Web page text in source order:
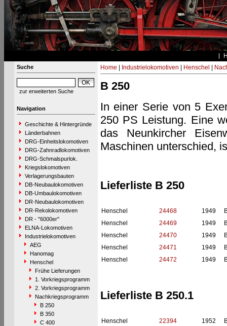
Suche
zur erweiterten Suche
Navigation
Geschichte & Hintergründe
Länderbahnen
DRG-Einheitslokomotiven
DRG-Zahnradlokomotiven
DRG-Schmalspurlok.
Kriegslokomotiven
Verlagerungsbauten
DB-Neubaulokomotiven
DB-Umbaulokomotiven
DR-Neubaulokomotiven
DR-Rekolokomotiven
DR - "6000er"
ELNA-Lokomotiven
Industrielokomotiven
AEG
Hanomag
Henschel
Frühe Lieferungen
1. Vorkriegsprogramm
2. Vorkriegsprogramm
Nachkriegsprogramm
B 250
B 350
C 400
Home Industrielokomotiven Henschel
B 250
In einer Serie von 5
250 PS Leistung. Eine
das Neunkircher
Maschinen unterschied,
Lieferliste B 250
Henschel 24468 1949
Henschel
24469 1949
Henschel
24470 1949
Henschel
24471 1949
Henschel
24472 1949
Lieferliste B 250.1
Henschel 22394 1952